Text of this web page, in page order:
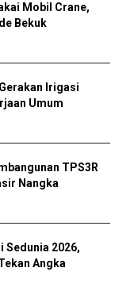
Mobil Crane,
Bekuk
Irigasi
Umum
TPS3R
Nangka
Sedunia 2026,
Angka